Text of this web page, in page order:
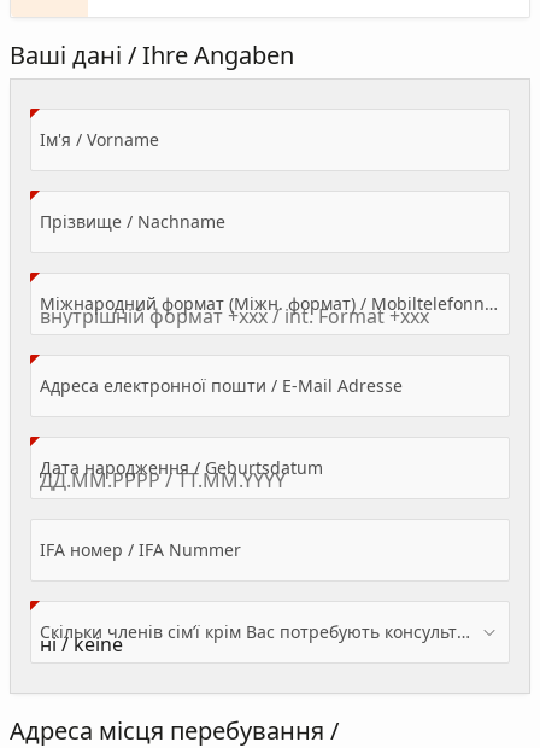
Ваші дані / Ihre Angaben
Ім'я / Vorname(Value Required)
Прізвище / Nachname(Value Required)
Міжнародний формат (Міжн. формат) / Mobiltelefonnummer
Адреса електронної пошти / E-Mail Adresse(Value Required)
Дата народження / Geburtsdatum
IFA номер / IFA Nummer
Скільки членів сім’ї крім Вас потребують консультації? / Wieviele Familienmitglieder brauchen Beratung - zusätzlich zu Ihnen?
Адреса місця перебування /